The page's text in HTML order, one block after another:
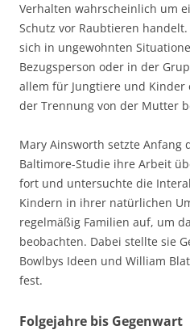
Verhalten wahrscheinlich um
Schutz vor Raubtieren
sich in ungewohnten
Bezugsperson oder in der
allem für Jungtiere und Kinder
der Trennung von der Mutter
Mary Ainsworth setzte Anfang
Baltimore-Studie ihre Arbeit
fort und untersuchte die
Kindern in ihrer natürlichen
regelmäßig Familien auf, um
beobachten. Dabei stellte sie
Bowlbys Ideen und William
fest.
Folgejahre bis Gegenwart